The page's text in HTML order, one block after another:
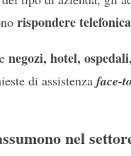
rispondere
negozi, hotel,
di assistenza face-
nel